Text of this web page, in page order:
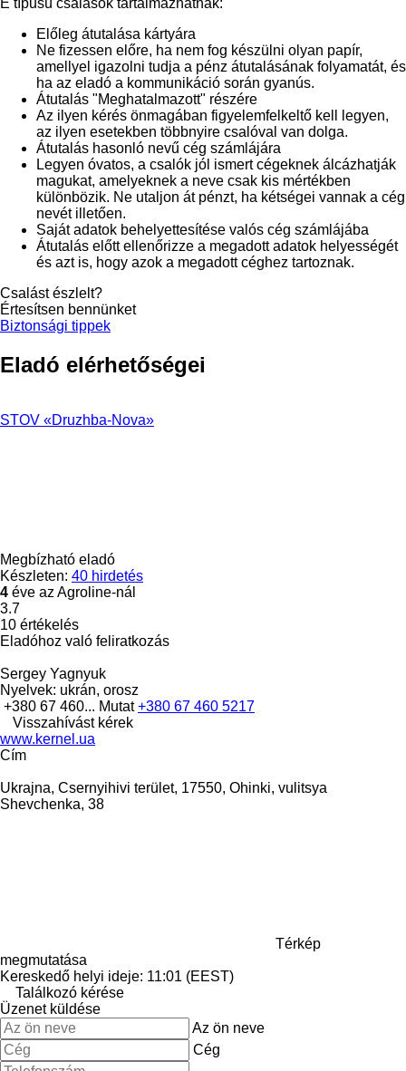
Előleg átutalása kártyára
Ne fizessen előre, ha nem fog készülni olyan papír,
amellyel igazolni tudja a pénz átutalásának folyamatát, és
ha az eladó a kommunikáció során gyanús.
Átutalás "Meghatalmazott" részére
Az ilyen kérés önmagában figyelemfelkeltő kell legyen,
az ilyen esetekben többnyire csalóval van dolga.
Átutalás hasonló nevű cég számlájára
Legyen óvatos, a csalók jól ismert cégeknek álcázhatják
magukat, amelyeknek a neve csak kis mértékben
különbözik. Ne utaljon át pénzt, ha kétségei vannak a cég
nevét illetően.
Saját adatok behelyettesítése valós cég számlájába
Átutalás előtt ellenőrizze a megadott adatok helyességét
és azt is, hogy azok a megadott céghez tartoznak.
Csalást észlelt?
Értesítsen bennünket
Biztonsági tippek
Eladó elérhetőségei
STOV «Druzhba-Nova»
Megbízható eladó
Készleten: 40 hirdetés
4 éve az Agroline-nál
3.7
10 értékelés
Eladóhoz való feliratkozás
Sergey Yagnyuk
Nyelvek: ukrán, orosz
+380 67 460... Mutat+380 67 460 5217
Visszahívást kérek
www.kernel.ua
Сím
Ukrajna, Csernyihivi terület, 17550, Ohinki, vulitsya
Shevchenka, 38
Térkép
megmutatása
Kereskedő helyi ideje: 11:01 (EEST)
Találkozó kérése
Üzenet küldése
Az ön neve
Cég